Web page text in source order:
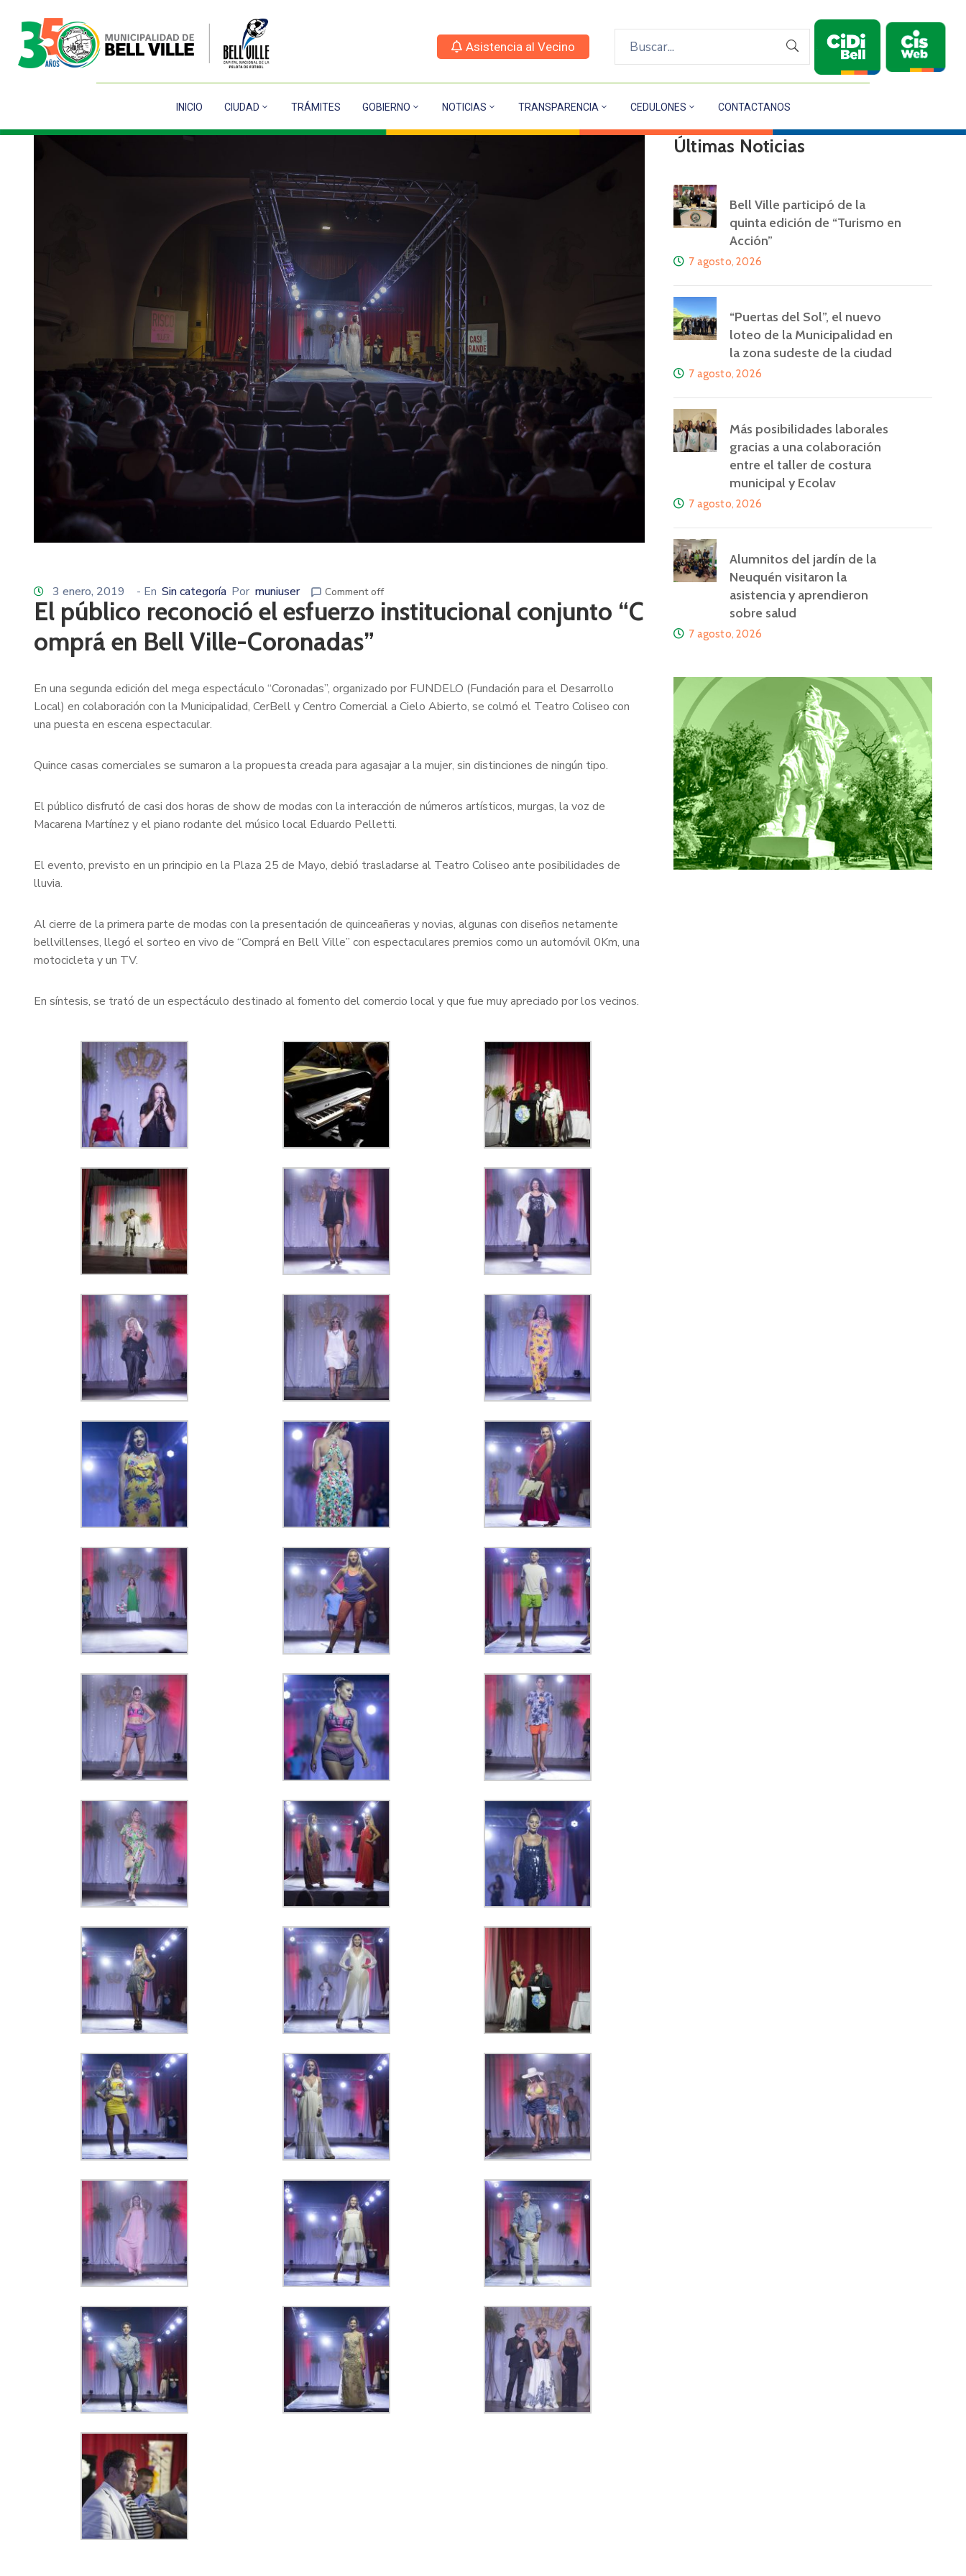
Asistencia al Vecino
INICIO CIUDAD TRÁMITES GOBIERNO NOTICIAS TRANSPARENCIA CEDULONES CONTACTANOS
3 enero, 2019 - En Sin categoría Por muniuser Comment off
El público reconoció el esfuerzo institucional conjunto “C
omprá en Bell Ville-Coronadas”
En una segunda edición del mega espectáculo “Coronadas”, organizado por FUNDELO (Fundación para el Desarrollo
Local) en colaboración con la Municipalidad, CerBell y Centro Comercial a Cielo Abierto, se colmó el Teatro Coliseo con
una puesta en escena espectacular.
Quince casas comerciales se sumaron a la propuesta creada para agasajar a la mujer, sin distinciones de ningún tipo.
El público disfrutó de casi dos horas de show de modas con la interacción de números artísticos, murgas, la voz de
Macarena Martínez y el piano rodante del músico local Eduardo Pelletti.
El evento, previsto en un principio en la Plaza 25 de Mayo, debió trasladarse al Teatro Coliseo ante posibilidades de
lluvia.
Al cierre de la primera parte de modas con la presentación de quinceañeras y novias, algunas con diseños netamente
bellvillenses, llegó el sorteo en vivo de “Comprá en Bell Ville” con espectaculares premios como un automóvil 0Km, una
motocicleta y un TV.
En síntesis, se trató de un espectáculo destinado al fomento del comercio local y que fue muy apreciado por los vecinos.
Últimas Noticias
Bell Ville participó de la
quinta edición de “Turismo en
Acción”
7 agosto, 2026
“Puertas del Sol”, el nuevo
loteo de la Municipalidad en
la zona sudeste de la ciudad
7 agosto, 2026
Más posibilidades laborales
gracias a una colaboración
entre el taller de costura
municipal y Ecolav
7 agosto, 2026
Alumnitos del jardín de la
Neuquén visitaron la
asistencia y aprendieron
sobre salud
7 agosto, 2026